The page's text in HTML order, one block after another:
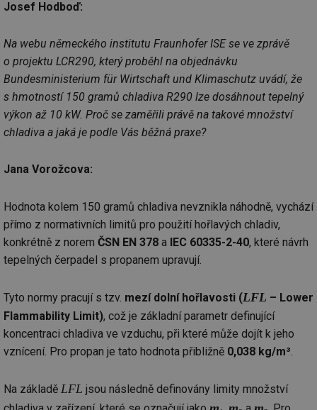
Josef Hodboď:
Na webu německého institutu Fraunhofer ISE se ve zprávě
o projektu LCR290, který proběhl na objednávku
Bundesministerium für Wirtschaft und Klimaschutz uvádí, že
s hmotností 150 gramů chladiva R290 lze dosáhnout tepelný
výkon až 10 kW. Proč se zaměřili právě na takové množství
chladiva a jaká je podle Vás běžná praxe?
Jana Vorožcova:
Hodnota kolem 150 gramů chladiva nevznikla náhodně, vychází
přímo z normativních limitů pro použití hořlavých chladiv,
konkrétně z norem ČSN EN 378 a IEC 60335-2-40, které návrh
tepelných čerpadel s propanem upravují.
Tyto normy pracují s tzv. mezí dolní hořlavosti (LFL – Lower
Flammability Limit), což je základní parametr definující
koncentraci chladiva ve vzduchu, při které může dojít k jeho
vznícení. Pro propan je tato hodnota přibližně 0,038 kg/m³
Na základě LFL jsou následně definovány limity množství